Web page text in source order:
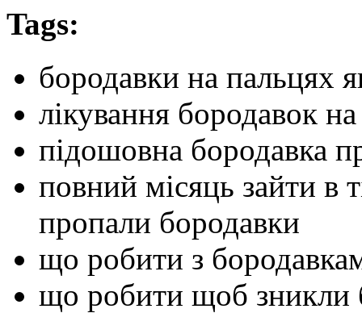
Tags:
бородавки на пальцях
лікування бородавок
підошовна бородавка
повний місяць зайти в
пропали бородавки
що робити з
що робити щоб зникли